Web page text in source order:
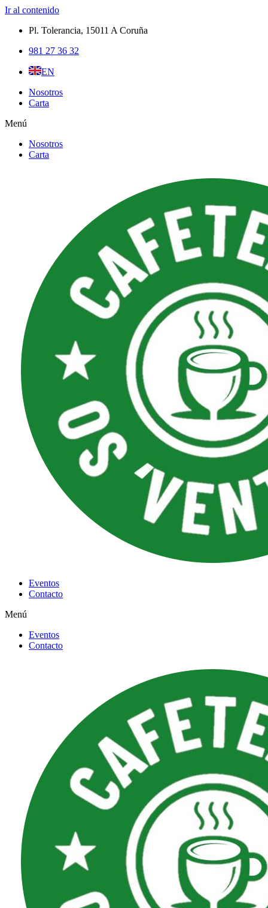
Ir al contenido
Pl. Tolerancia, 15011 A Coruña​
981 27 36 32
EN
Nosotros
Carta
Menú
Nosotros
Carta
Eventos
Contacto
Menú
Eventos
Contacto